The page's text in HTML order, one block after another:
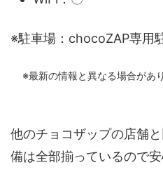
※駐車場：chocoZAP専用
※最新の情報と異なる場合があ
他のチョコザップの店舗
備は全部揃っているので